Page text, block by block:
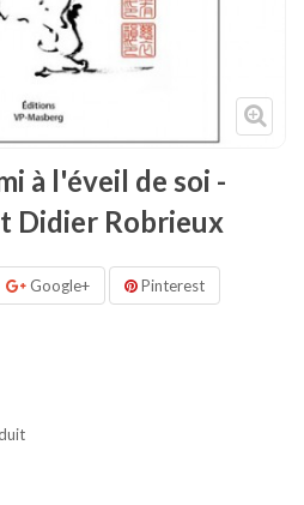
à l'éveil de soi -
Didier Robrieux
Google+ Pinterest